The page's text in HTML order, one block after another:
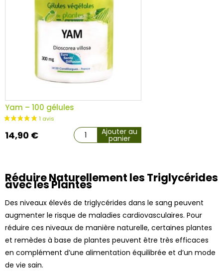
Réduire Naturellement les Triglycérides
avec les Plantes
Des niveaux élevés de triglycérides dans le sang peuvent
augmenter le risque de maladies cardiovasculaires. Pour
réduire ces niveaux de manière naturelle, certaines plantes
et remèdes à base de plantes peuvent être très efficaces
en complément d’une alimentation équilibrée et d’un mode
de vie sain.
10 avis
Yam – 100 gélules
14,90 € Ajouter au
panier